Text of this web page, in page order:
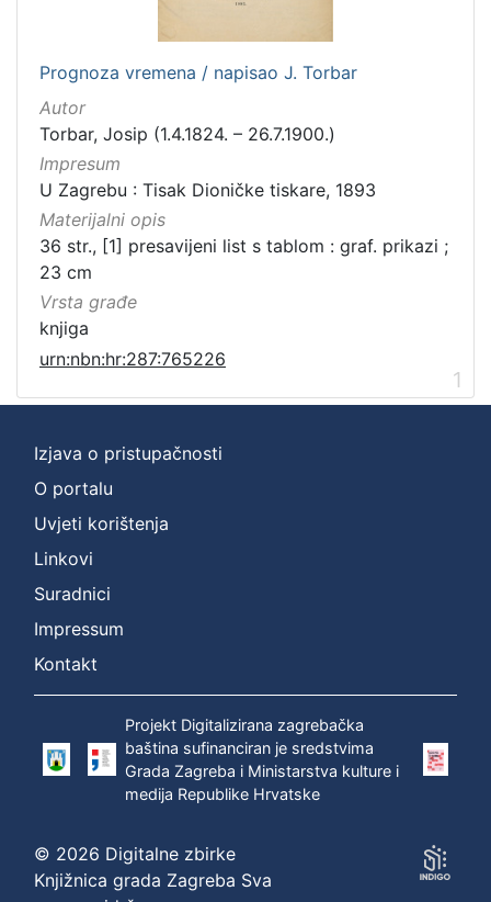
Prognoza vremena / napisao J. Torbar
Autor
Torbar, Josip (1.4.1824. – 26.7.1900.)
Impresum
U Zagrebu : Tisak Dioničke tiskare, 1893
Materijalni opis
36 str., [1] presavijeni list s tablom : graf. prikazi ;
23 cm
Vrsta građe
knjiga
urn:nbn:hr:287:765226
1
Izjava o pristupačnosti
O portalu
Uvjeti korištenja
Linkovi
Suradnici
Impressum
Kontakt
Projekt Digitalizirana zagrebačka
baština sufinanciran je sredstvima
Grada Zagreba i Ministarstva kulture i
medija Republike Hrvatske
© 2026 Digitalne zbirke
Knjižnica grada Zagreba Sva